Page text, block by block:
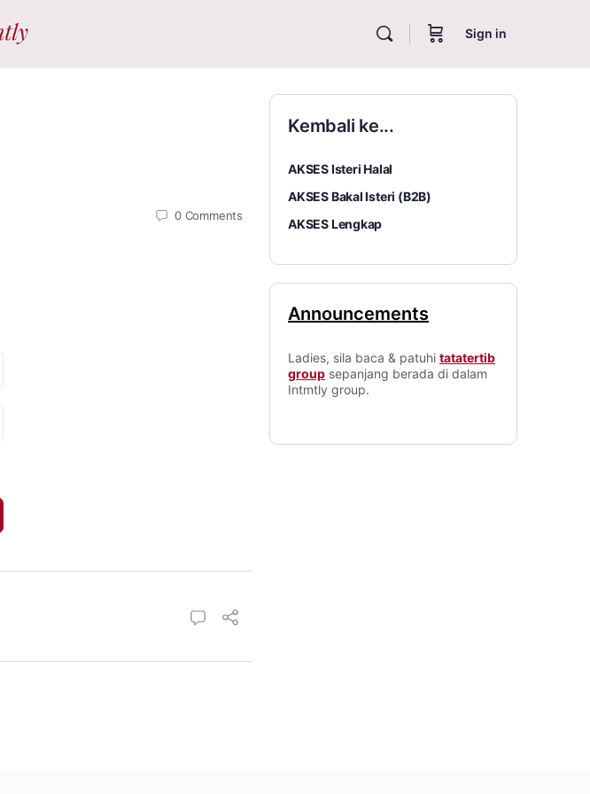
Sign in
0 Comments
Kembali ke...
AKSES Isteri Halal
AKSES Bakal Isteri (B2B)
AKSES Lengkap
Announcements
Ladies, sila baca & patuhi tatatertib
group sepanjang berada di dalam
Intmtly group.